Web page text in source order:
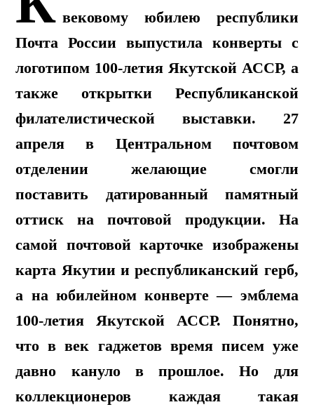
вековому юбилею республики
Почта России выпустила конверты с
логотипом 100-летия Якутской АССР, а
также открытки Республиканской
филателистической выставки. 27
апреля в Центральном почтовом
отделении желающие смогли
поставить датированный памятный
оттиск на почтовой продукции. На
самой почтовой карточке изображены
карта Якутии и республиканский герб,
а на юбилейном конверте — эмблема
100-летия Якутской АССР. Понятно,
что в век гаджетов время писем уже
давно кануло в прошлое. Но для
коллекционеров каждая такая